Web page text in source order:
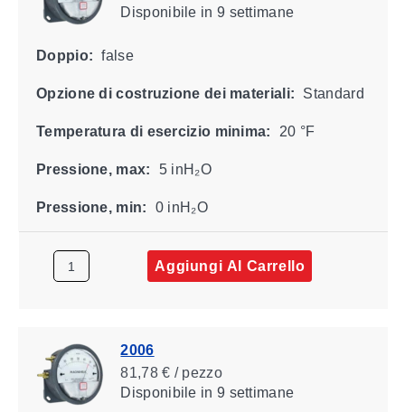
Disponibile in 9 settimane
Doppio: false
Opzione di costruzione dei materiali: Standard
Temperatura di esercizio minima: 20 °F
Pressione, max: 5 inH₂O
Pressione, min: 0 inH₂O
Aggiungi Al Carrello
2006
81,78 € / pezzo
Disponibile in 9 settimane